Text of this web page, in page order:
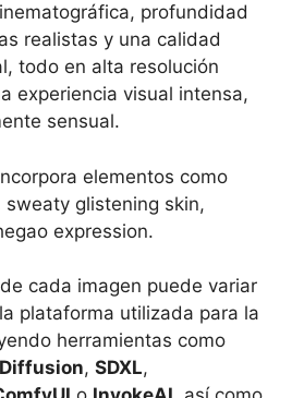
profundidad
realistas y una calidad
todo en alta resolución
experiencia visual intensa,
sensual.
elementos como
glistening skin,
expression.
cada imagen puede variar
plataforma utilizada para la
herramientas como
, SDXL,